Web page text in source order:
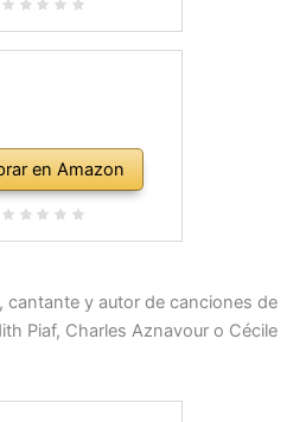
en Amazon
, cantante y autor de canciones de
Piaf, Charles Aznavour o Cécile